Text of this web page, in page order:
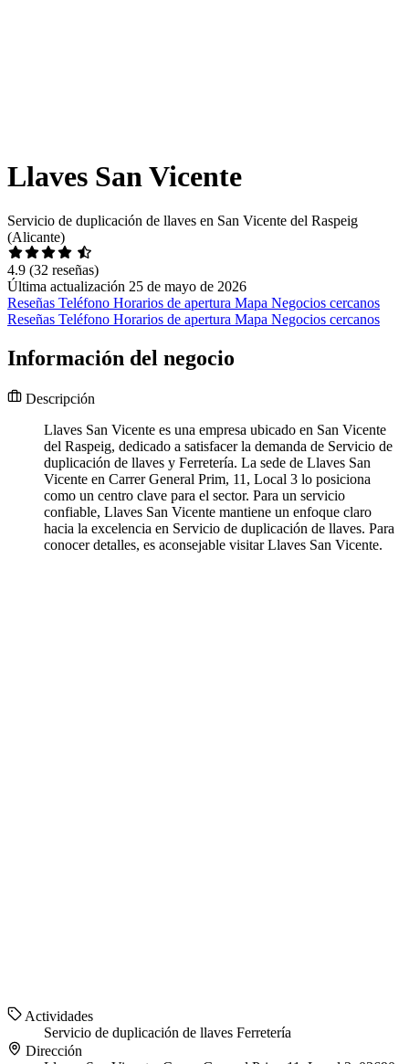
Llaves San Vicente
Servicio de duplicación de llaves en San Vicente del Raspeig
(Alicante)
4.9 (32 reseñas)
Última actualización 25 de mayo de 2026
Reseñas Teléfono Horarios de apertura Mapa Negocios cercanos
Reseñas Teléfono Horarios de apertura Mapa Negocios cercanos
Información del negocio
Descripción
Llaves San Vicente es una empresa ubicado en San Vicente
del Raspeig, dedicado a satisfacer la demanda de Servicio de
duplicación de llaves y Ferretería. La sede de Llaves San
Vicente en Carrer General Prim, 11, Local 3 lo posiciona
como un centro clave para el sector. Para un servicio
confiable, Llaves San Vicente mantiene un enfoque claro
hacia la excelencia en Servicio de duplicación de llaves. Para
conocer detalles, es aconsejable visitar Llaves San Vicente.
Actividades
Servicio de duplicación de llaves Ferretería
Dirección